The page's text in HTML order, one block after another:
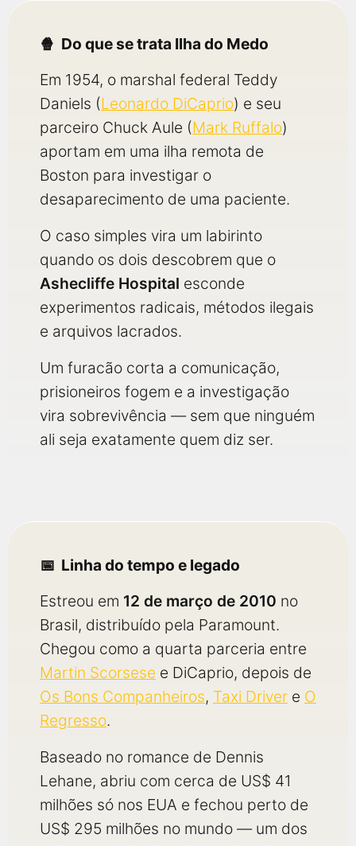
Do que se trata Ilha do Medo
Em 1954, o marshal federal Teddy
Daniels (Leonardo DiCaprio) e seu
parceiro Chuck Aule (Mark Ruffalo)
aportam em uma ilha remota de
Boston para investigar o
desaparecimento de uma paciente.
O caso simples vira um labirinto
quando os dois descobrem que o
Ashecliffe Hospital esconde
experimentos radicais, métodos ilegais
e arquivos lacrados.
Um furacão corta a comunicação,
prisioneiros fogem e a investigação
vira sobrevivência — sem que ninguém
ali seja exatamente quem diz ser.
Linha do tempo e legado
Estreou em 12 de março de 2010 no
Brasil, distribuído pela Paramount.
Chegou como a quarta parceria entre
Martin Scorsese e DiCaprio, depois de
Os Bons Companheiros, Taxi Driver e O
Regresso.
Baseado no romance de Dennis
Lehane, abriu com cerca de US$ 41
milhões só nos EUA e fechou perto de
US$ 295 milhões no mundo — um dos